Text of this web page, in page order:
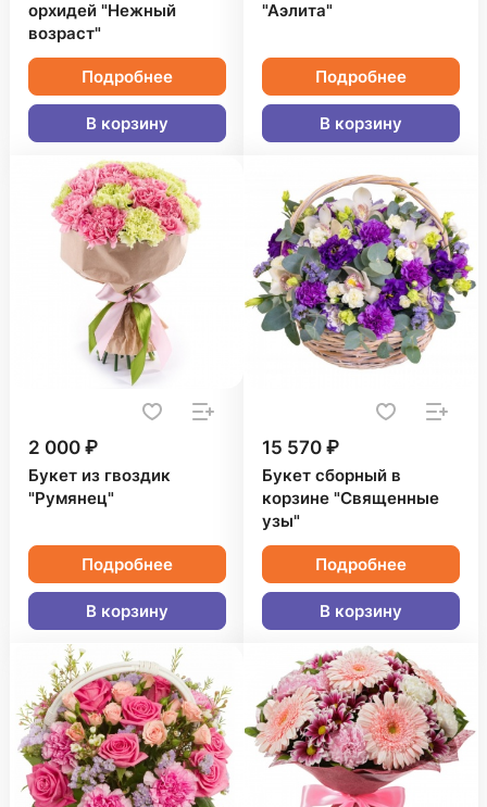
орхидей "Нежный
возраст"
Подробнее
В корзину
"Аэлита"
Подробнее
В корзину
2 000 ₽
Букет из гвоздик
"Румянец"
Подробнее
В корзину
15 570 ₽
Букет сборный в
корзине "Священные
узы"
Подробнее
В корзину